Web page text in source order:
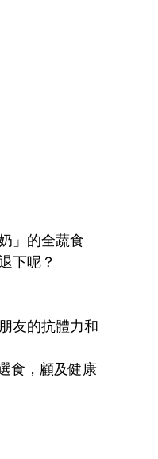
」的全蔬食
下呢？
友的抗體力和
食，顧及健康